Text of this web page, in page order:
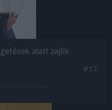
alatt zajlik